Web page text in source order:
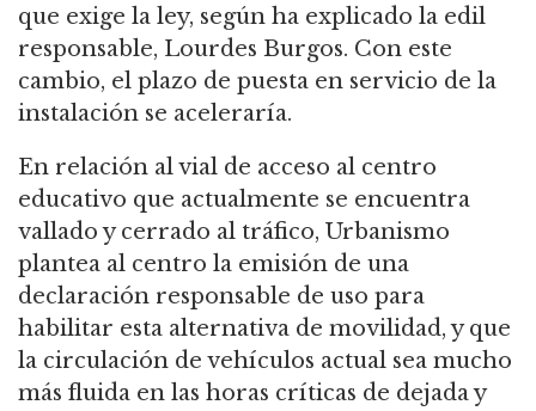
que exige la ley, según ha explicado la edil
responsable, Lourdes Burgos. Con este
cambio, el plazo de puesta en servicio de la
instalación se aceleraría.
En relación al vial de acceso al centro
educativo que actualmente se encuentra
vallado y cerrado al tráfico, Urbanismo
plantea al centro la emisión de una
declaración responsable de uso para
habilitar esta alternativa de movilidad, y que
la circulación de vehículos actual sea mucho
más fluida en las horas críticas de dejada y